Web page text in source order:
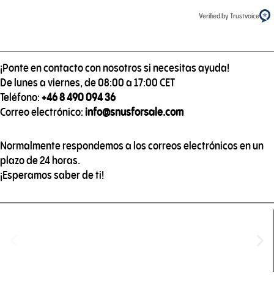
Verified by Trustvoice
¡Ponte en contacto con nosotros si necesitas ayuda!
De lunes a viernes, de 08:00 a 17:00 CET
Teléfono:+46 8 490 094 36
Correo electrónico:info@snusforsale.com
Normalmente respondemos a los correos electrónicos en un
plazo de 24 horas.
¡Esperamos saber de ti!